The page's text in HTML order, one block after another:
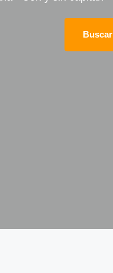
Buscar